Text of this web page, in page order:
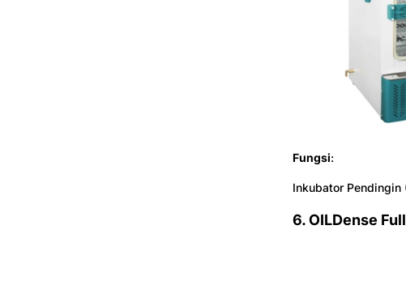
Fungsi:
Inkubator
6. OILDense